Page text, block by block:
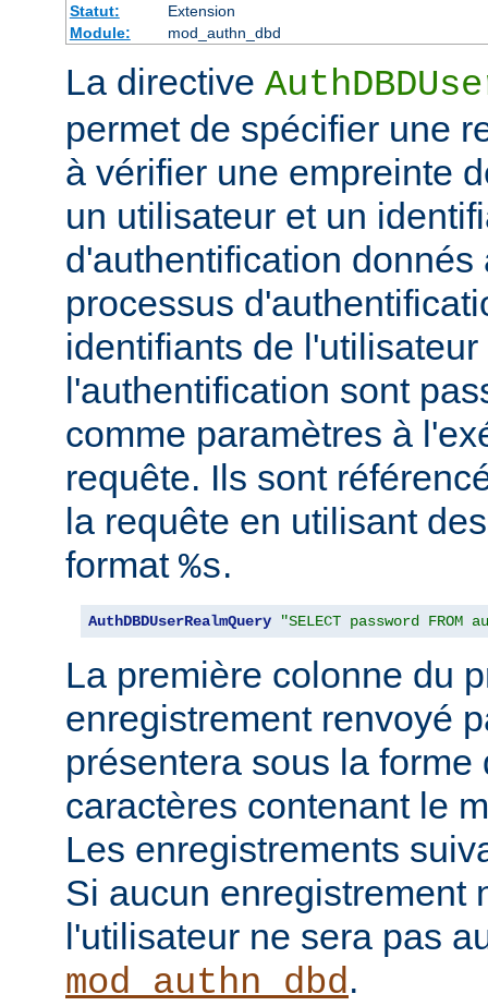
Statut:
Extension
Module:
mod_authn_dbd
La directive
permet de spécifier une
à vérifier une empreinte
un utilisateur et un
d'authentification donnés
processus
identifiants de l'utilisateur
l'authentification sont
comme paramètres à
requête. Ils sont
la requête en utilisant
format %s.
AuthDBDUserRealmQuery "SELECT password FROM
La première colonne du
enregistrement renvoyé
présentera sous la
caractères contenant le
Les enregistrements
Si aucun enregistrement
l'utilisateur ne sera pas
mod_authn_dbd.